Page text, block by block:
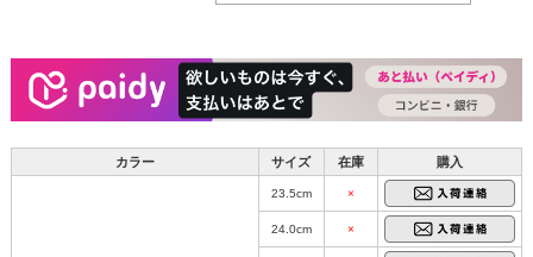
カラー サイズ 在庫 購入
23.5cm ×
24.0cm ×